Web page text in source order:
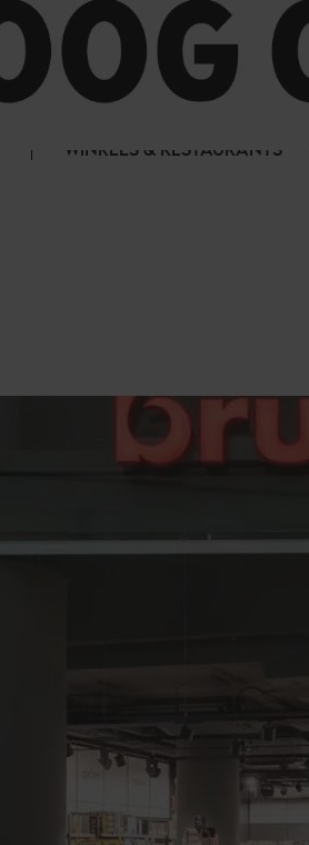
WINKELS & RESTAURANTS